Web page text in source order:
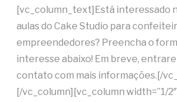
[vc_column_text]Está interessado
aulas do Cake Studio para
empreendedores? Preencha o
interesse abaixo! Em breve,
contato com mais informações.[/
[/vc_column][vc_column width=”1/